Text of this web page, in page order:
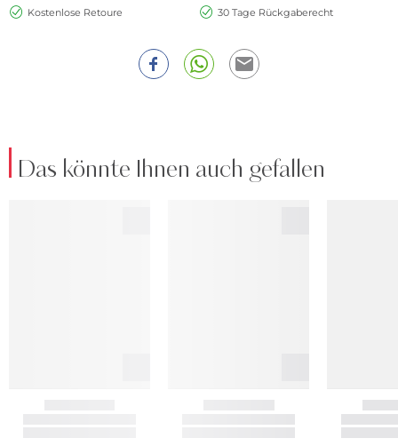
Kostenlose Retoure
30 Tage Rückgaberecht
Das könnte Ihnen auch gefallen